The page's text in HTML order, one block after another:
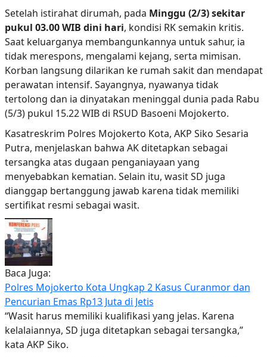
Setelah istirahat dirumah, pada Minggu (2/3)sekitar
pukul 03.00 WIB dini hari, kondisi RK semakin kritis.
Saat keluarganya membangunkannya untuk sahur, ia
tidak merespons, mengalami kejang, serta mimisan.
Korban langsung dilarikan ke rumah sakit dan mendapat
perawatan intensif. Sayangnya, nyawanya tidak
tertolong dan ia dinyatakan meninggal dunia pada Rabu
(5/3) pukul 15.22 WIB di RSUD Basoeni Mojokerto.
Kasatreskrim Polres Mojokerto Kota, AKP Siko Sesaria
Putra, menjelaskan bahwa AK ditetapkan sebagai
tersangka atas dugaan penganiayaan yang
menyebabkan kematian. Selain itu, wasit SD juga
dianggap bertanggung jawab karena tidak memiliki
sertifikat resmi sebagai wasit.
Baca Juga:
Polres Mojokerto Kota Ungkap 2 Kasus Curanmor dan
Pencurian Emas Rp13 Juta di Jetis
“Wasit harus memiliki kualifikasi yang jelas. Karena
kelalaiannya, SD juga ditetapkan sebagai tersangka,”
kata AKP Siko.